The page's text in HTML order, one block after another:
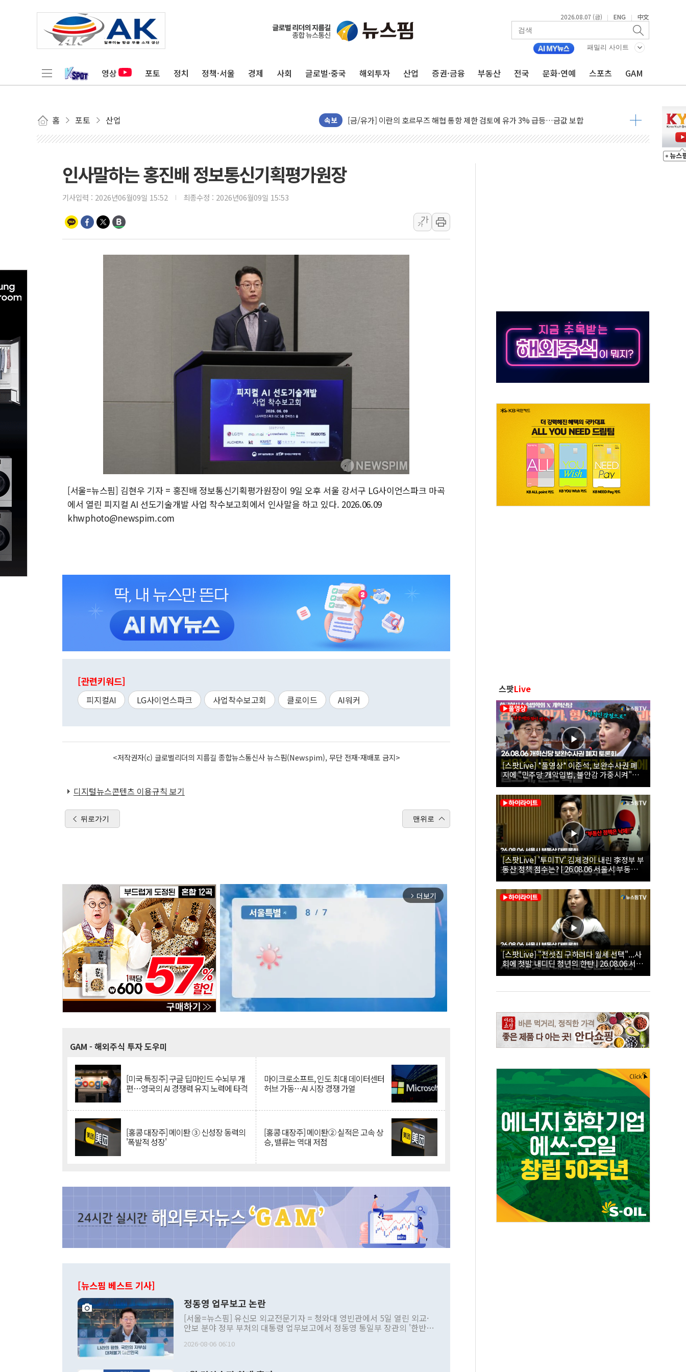
2026.08.07 (금) | ENG | 中文
패밀리 사이트
영상 포토 정치 정책·서울 경제 사회 글로벌·중국 해외투자 산업 증권·금융 부동산 전국 문화·연예 스포츠 GAM
홈 포토 산업 속보
[채권/외환] 국제유가 급등에 미 국채금리·달러 동반 상승…시장, 美 고용지표 촉각
트럼프, '원정출산 시민권 차단' 행정명령 서명…출생시민권 제한 재시동
현대리바트, 원가 개선으로 실적 방어…다음 과제는 '외형 확대'
"세금 부담 덜자"…비거주 1주택자 귀환 조짐에 전월세시장 '긴장'
[금/유가] 이란의 호르무즈 해협 통항 제한 검토에 유가 3% 급등…금값 보합
뉴욕증시, 유가·금리 부담에 하락…다우 5거래일 랠리 '마침표'
[민주 당권주자 일정] 송영길·정청래·김민석 후보 - 8월 7일
[오늘의 국회일정] 상임위·세미나·기자회견·주요 정당 - 8월 7일
이란, 美·이스라엘 선박 호르무즈 통항 제한 추진…美 "통행 막을 권한 없어"
유럽증시, 견조한 실적 소화하며 대부분 상승… "2분기 기업 순이익 21% 증가" 전망
리투아니아 국방 "러, 우크라 드론으로 나토 회원국 공격 검토… 거짓 깃발 작전"
뉴욕증시 프리뷰, 미 주가선물 AI주 차익실현 속 혼조세...웨스턴디지털·샌디스크↓
인사말하는 홍진배 정보통신기획평가원장
기사입력 : 2026년06월09일 15:52 최종수정 : 2026년06월09일 15:53
가
가
[서울=뉴스핌] 김현우 기자 = 홍진배 정보통신기획평가원장이 9일 오후 서울 강서구 LG사이언스파크 마곡
에서 열린 피지컬 AI 선도기술개발 사업 착수보고회에서 인사말을 하고 있다. 2026.06.09
khwphoto@newspim.com
[관련키워드]
피지컬AI LG사이언스파크 사업착수보고회 클로이드 AI워커
<저작권자(c) 글로벌리더의 지름길 종합뉴스통신사 뉴스핌(Newspim), 무단 전재-재배포 금지>
디지털뉴스콘텐츠 이용규칙 보기
뒤로가기 맨위로
arrow_forward_ios 더보기
GAM - 해외주식 투자 도우미
[미국 특징주] 구글 딥마인드 수뇌부 개
편…영국의 AI 경쟁력 유지 노력에 타격
마이크로소프트, 인도 최대 데이터센터
허브 가동…AI 시장 경쟁 가열
[홍콩 대장주] 메이퇀 ③ 신성장 동력의
'폭발적 성장'
[홍콩 대장주] 메이퇀② 실적은 고속 상
승, 밸류는 역대 저점
[뉴스핌 베스트 기사]
정동영 업무보고 논란
[서울=뉴스핌] 유신모 외교전문기자 = 청와대 영빈관에서 5일 열린 외교·
안보 분야 정부 부처의 대통령 업무보고에서 정동영 통일부 장관의 '한반도
발언 중에는 정부 내 조율을 거치지 않은 사안을 정책으로 추진하겠다고 공
2026-08-06 06:10
스팟Live
[스팟Live] *풀영상* 이준석, 보완수사권 폐
지에 "민주당 개악입법, 불안감 가중시켜"｜
26.08.06 개혁신당 보완수사권 폐지 토론회
[스팟Live] '투미TV' 김제경이 내린 李정부 부
동산 정책 점수는? | 26.08.06 서울시 부동산
대토론회
[스팟Live] "전셋집 구하려다 월세 선택"...사
회에 첫발 내디딘 청년의 한탄 | 26.08.06 서울
시 부동산 대토론회